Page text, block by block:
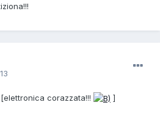
corazzata!!!
]